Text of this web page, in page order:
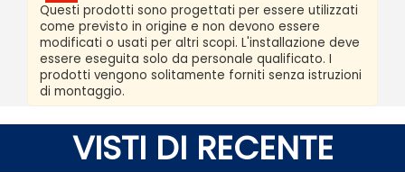
Questi prodotti sono progettati per essere utilizzati
come previsto in origine e non devono essere
modificati o usati per altri scopi. L'installazione deve
essere eseguita solo da personale qualificato. I
prodotti vengono solitamente forniti senza istruzioni
di montaggio.
VISTI DI RECENTE